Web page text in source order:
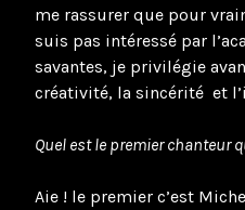
me rassurer que pour
suis pas intéressé par
savantes, je privilégie
créativité, la sincérité et
Quel est le premier chanteur
Aie ! le premier c’est